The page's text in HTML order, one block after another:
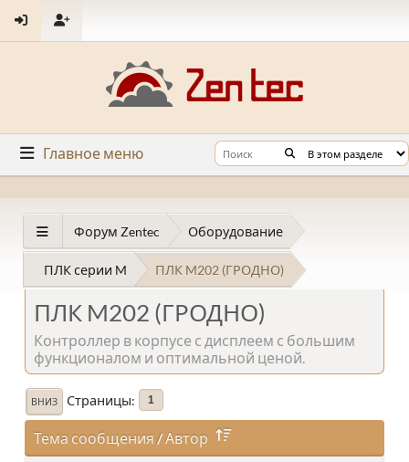
Главное меню
Форум Zentec Оборудование
ПЛК серии M ПЛК M202 (ГРОДНО)
ПЛК M202 (ГРОДНО)
Контроллер в корпусе с дисплеем с большим
функционалом и оптимальной ценой.
ВНИЗ Страницы 1
Тема сообщения / Автор